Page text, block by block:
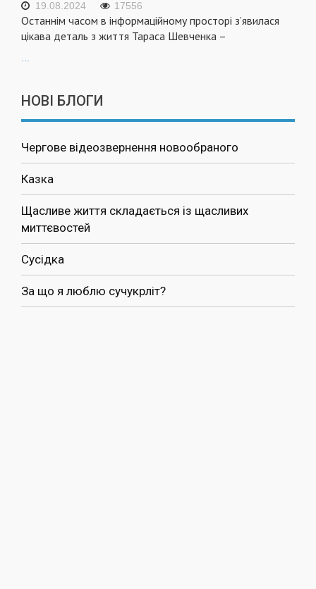
19.08.2024 17556
Останнім часом в інформаційному просторі з’явилася
цікава деталь з життя Тараса Шевченка –
НОВІ БЛОГИ
Чергове відеозвернення новообраного
Казка
Щасливе життя складається із щасливих
миттєвостей
Сусідка
За що я люблю сучукрліт?